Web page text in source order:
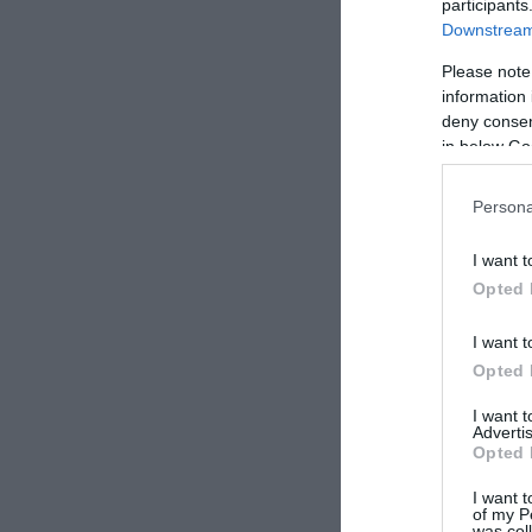
Please
information
deny
in below
I want
Opted
I want
Opted
I want
Opted
I want
of my